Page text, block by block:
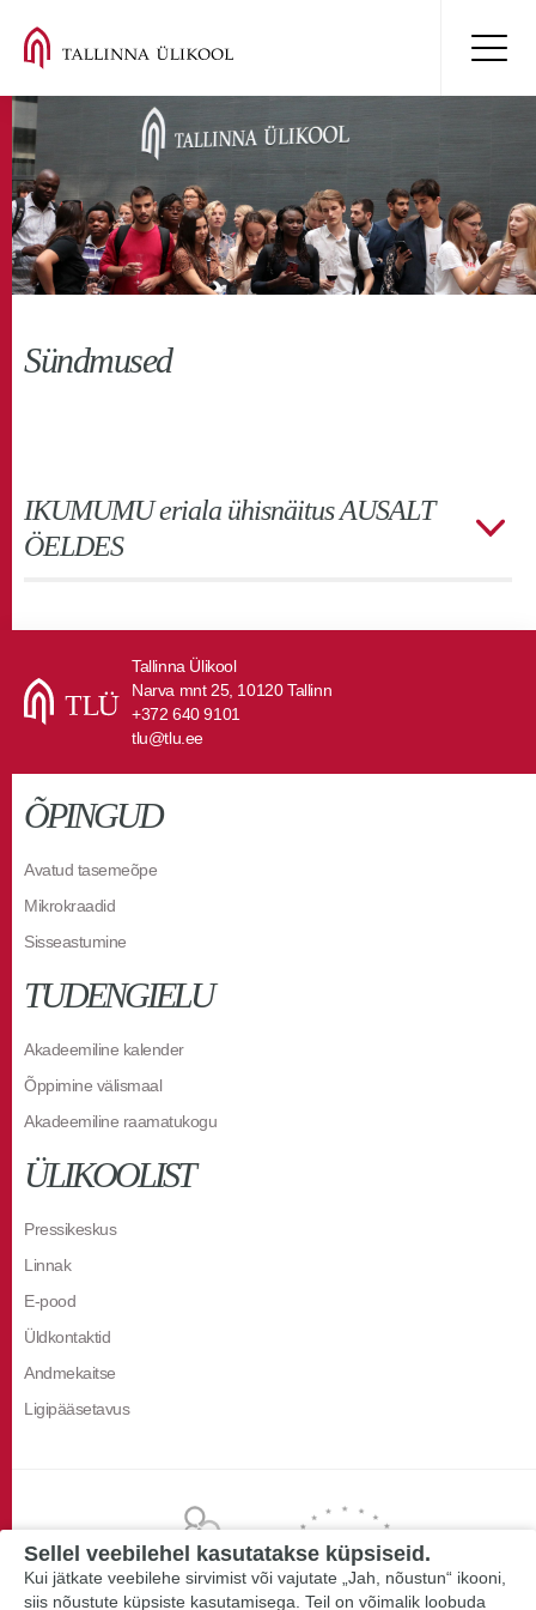
Sündmused
IKUMUMU eriala ühisnäitus AUSALT
ÖELDES
Tallinna Ülikool
Narva mnt 25, 10120 Tallinn
+372 640 9101
tlu@tlu.ee
ÕPINGUD
Avatud tasemeõpe
Mikrokraadid
Sisseastumine
TUDENGIELU
Akadeemiline kalender
Õppimine välismaal
Akadeemiline raamatukogu
ÜLIKOOLIST
Pressikeskus
Linnak
E-pood
Üldkontaktid
Andmekaitse
Ligipääsetavus
Sellel veebilehel kasutatakse küpsiseid.
Kui jätkate veebilehe sirvimist või vajutate „Jah, nõustun“ ikooni,
siis nõustute küpsiste kasutamisega. Teil on võimalik loobuda